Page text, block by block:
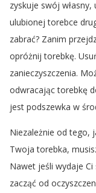
zyskuje swój
ulubionej torebce
zabrać? Zanim
opróżnij torebkę.
zanieczyszczenia.
odwracając torebkę
jest podszewka w
Niezależnie od tego,
Twoja torebka,
Nawet jeśli wydaje
zacząć od